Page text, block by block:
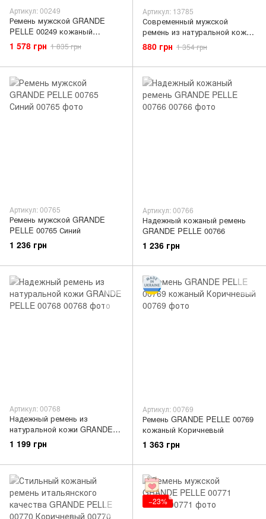
Артикул: 00249
Ремень мужской GRANDE
PELLE 00249 кожаный
Черный
1 578 грн 1 835 грн
Артикул: 13785
Современный мужской
ремень из натуральной кожи
SHVIGEL 13785
880 грн 1 354 грн
Артикул: 00765
Ремень мужской GRANDE
PELLE 00765 Синий
1 236 грн
Артикул: 00766
Надежный кожаный ремень
GRANDE PELLE 00766
1 236 грн
Артикул: 00768
Надежный ремень из
натуральной кожи GRANDE
PELLE 00768
1 199 грн
Артикул: 00769
Ремень GRANDE PELLE 00769
кожаный Коричневый
1 363 грн
−23%